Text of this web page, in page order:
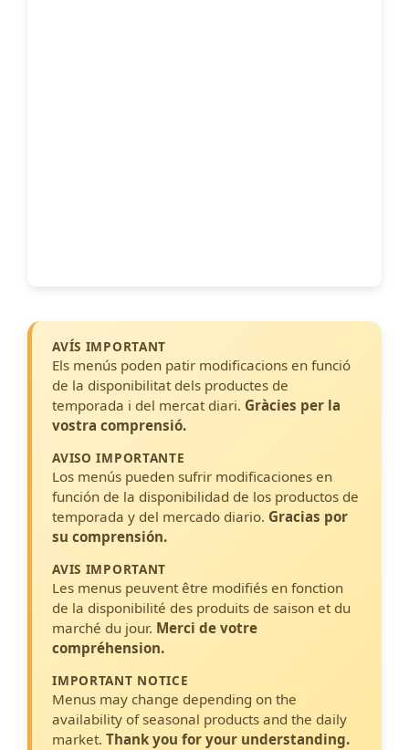
AVÍS IMPORTANT
Els menús poden patir modificacions en funció
de la disponibilitat dels productes de
temporada i del mercat diari. Gràcies per la
vostra comprensió.
AVISO IMPORTANTE
Los menús pueden sufrir modificaciones en
función de la disponibilidad de los productos de
temporada y del mercado diario. Gracias por
su comprensión.
AVIS IMPORTANT
Les menus peuvent être modifiés en fonction
de la disponibilité des produits de saison et du
marché du jour. Merci de votre
compréhension.
IMPORTANT NOTICE
Menus may change depending on the
availability of seasonal products and the daily
market.Thank you for your understanding.